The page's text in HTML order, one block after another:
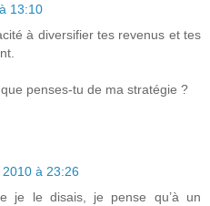
13:10
à diversifier tes revenus et tes
penses-tu de ma stratégie ?
à 23:26
je le disais, je pense qu’à un